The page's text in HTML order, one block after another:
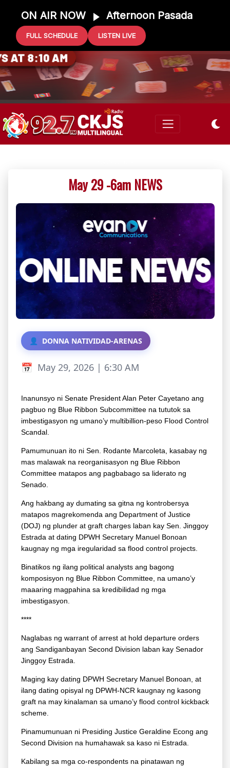
ON AIR NOW Afternoon Pasada
FULL SCHEDULE LISTEN LIVE
GIFT CARD
AT 8:10 AM
May 29 -6am NEWS
DONNA NATIVIDAD-ARENAS
May 29, 2026 | 6:30 AM
Inanunsyo ni Senate President Alan Peter Cayetano ang
pagbuo ng Blue Ribbon Subcommittee na tututok sa
imbestigasyon ng umano’y multibillion-peso Flood Control
Scandal.
Pamumunuan ito ni Sen. Rodante Marcoleta, kasabay ng
mas malawak na reorganisasyon ng Blue Ribbon
Committee matapos ang pagbabago sa liderato ng
Senado.
Ang hakbang ay dumating sa gitna ng kontrobersya
matapos magrekomenda ang Department of Justice
(DOJ) ng plunder at graft charges laban kay Sen. Jinggoy
Estrada at dating DPWH Secretary Manuel Bonoan
kaugnay ng mga iregularidad sa flood control projects.
Binatikos ng ilang political analysts ang bagong
komposisyon ng Blue Ribbon Committee, na umano’y
maaaring magpahina sa kredibilidad ng mga
imbestigasyon.
****
Naglabas ng warrant of arrest at hold departure orders
ang Sandiganbayan Second Division laban kay Senador
Jinggoy Estrada.
Maging kay dating DPWH Secretary Manuel Bonoan, at
ilang dating opisyal ng DPWH-NCR kaugnay ng kasong
graft na may kinalaman sa umano’y flood control kickback
scheme.
Pinamumunuan ni Presiding Justice Geraldine Econg ang
Second Division na humahawak sa kaso ni Estrada.
Kabilang sa mga co-respondents na pinatawan ng